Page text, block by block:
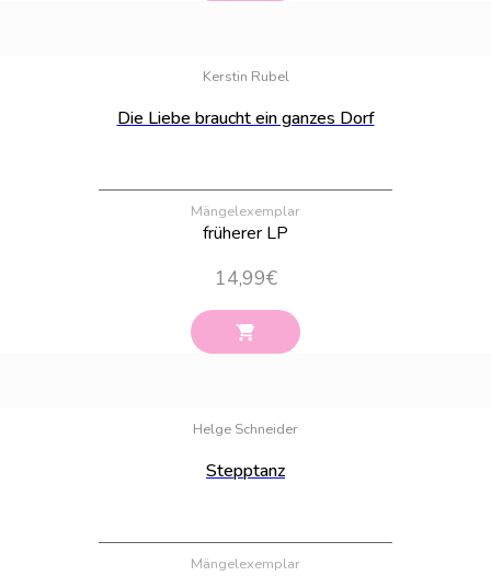
Kerstin Rubel
Die Liebe braucht ein ganzes Dorf
Mängelexemplar
früherer LP
14,99€
Helge Schneider
Stepptanz
Mängelexemplar